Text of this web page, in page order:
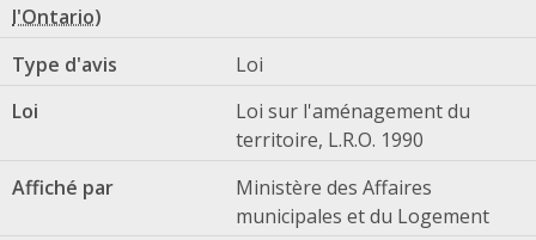
Type d'avis
Loi
Loi
Loi sur l'aménagement du
territoire, L.R.O. 1990
Affiché par
Ministère des Affaires
municipales et du Logement